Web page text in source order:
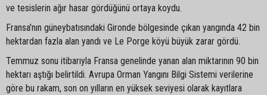
ve tesislerin ağır hasar gördüğünü ortaya koydu.
Fransa'nın güneybatısındaki Gironde bölgesinde çıkan yangında 42 bin
hektardan fazla alan yandı ve Le Porge köyü büyük zarar gördü.
Temmuz sonu itibarıyla Fransa genelinde yanan alan miktarının 90 bin
hektarı aştığı belirtildi. Avrupa Orman Yangını Bilgi Sistemi verilerine
göre bu rakam, son on yılların en yüksek seviyesi olarak kayıtlara